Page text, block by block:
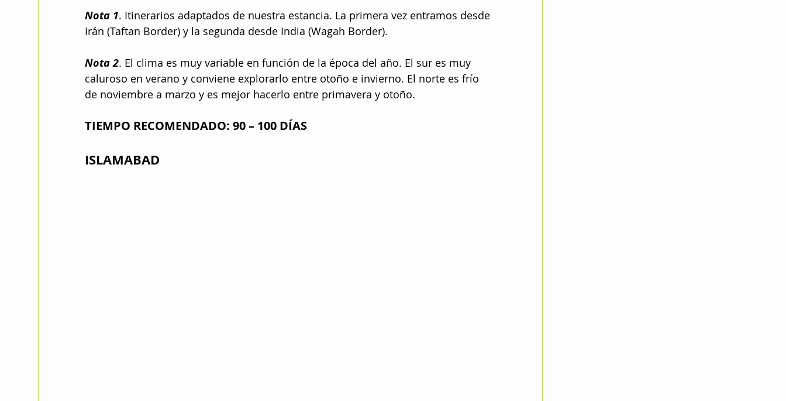
Nota 1. Itinerarios adaptados de nuestra estancia. La primera vez entramos desde
Irán (Taftan Border) y la segunda desde India (Wagah Border).
Nota 2. El clima es muy variable en función de la época del año. El sur es muy
caluroso en verano y conviene explorarlo entre otoño e invierno. El norte es frío
de noviembre a marzo y es mejor hacerlo entre primavera y otoño.
TIEMPO RECOMENDADO: 90 – 100 DÍAS
ISLAMABAD